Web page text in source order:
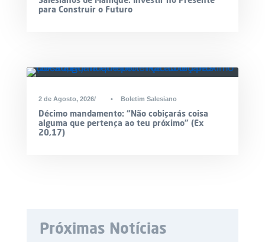
para Construir o Futuro
2 de Agosto, 2026 • Boletim Salesiano
Décimo mandamento: “Não cobiçarás coisa
alguma que pertença ao teu próximo” (Ex
20,17)
Próximas Notícias